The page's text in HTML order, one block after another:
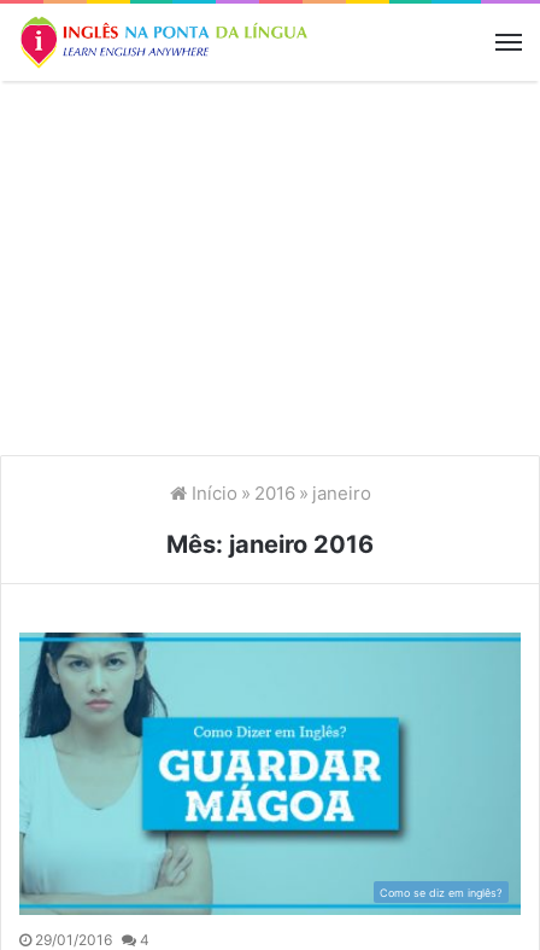
Início » 2016 » janeiro
Mês: janeiro 2016
Como se diz em inglês?
29/01/2016 4